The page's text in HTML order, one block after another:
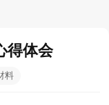
得体会
料